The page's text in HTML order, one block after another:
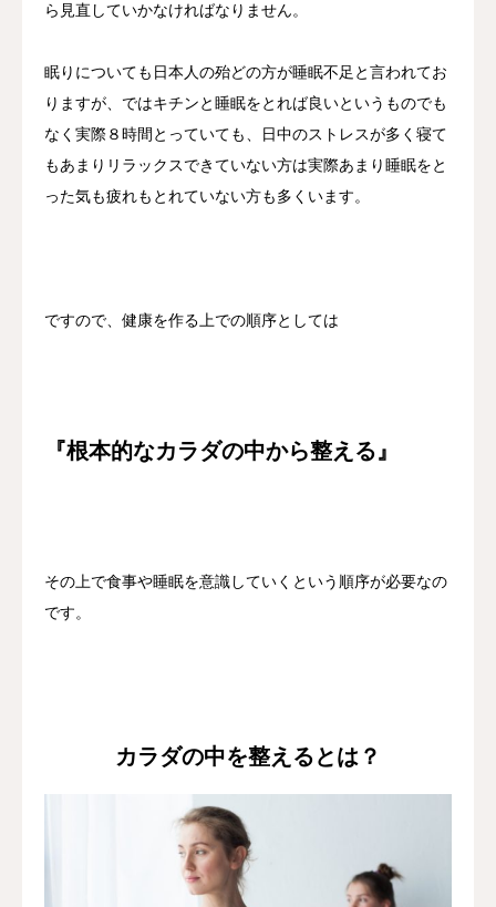
ら見直していかなければなりません。
眠りについても日本人の殆どの方が睡眠不足と言われてお
りますが、ではキチンと睡眠をとれば良いというものでも
なく実際８時間とっていても、日中のストレスが多く寝て
もあまりリラックスできていない方は実際あまり睡眠をと
った気も疲れもとれていない方も多くいます。
ですので、健康を作る上での順序としては
『根本的なカラダの中から整える』
その上で食事や睡眠を意識していくという順序が必要なの
です。
カラダの中を整えるとは？